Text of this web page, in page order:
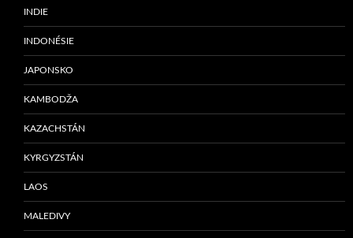
INDIE
INDONÉSIE
JAPONSKO
KAMBODŽA
KAZACHSTÁN
KYRGYZSTÁN
LAOS
MALEDIVY